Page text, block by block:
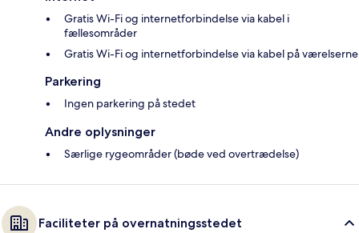
Gratis Wi-Fi og internetforbindelse via kabel i
fællesområder
Gratis Wi-Fi og internetforbindelse via kabel på værelserne
Parkering
Ingen parkering på stedet
Andre oplysninger
Særlige rygeområder (bøde ved overtrædelse)
Faciliteter på overnatningsstedet